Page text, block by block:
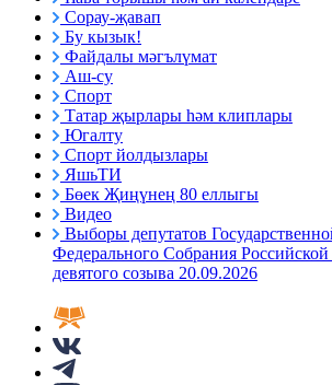
Сорау-җавап
Бу кызык!
Файдалы мәгълүмат
Аш-су
Спорт
Татар җырлары һәм клиплары
Югалту
Спорт йолдызлары
ЯшьТИ
Бөек Җиңүнең 80 еллыгы
Видео
Выборы депутатов
Федерального Собрания
девятого созыва 20.09.2026